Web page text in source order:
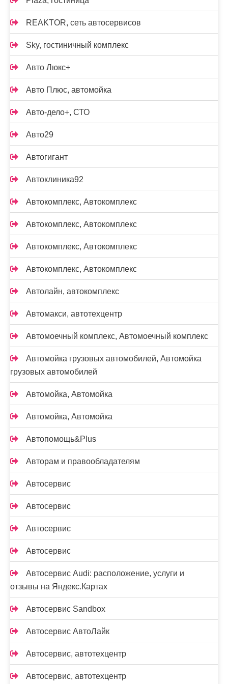
REAKTOR, сеть автосервисов
Sky, гостиничный комплекс
Авто Люкс+
Авто Плюс, автомойка
Авто-дело+, СТО
Авто29
Автогигант
Автоклиника92
Автокомплекс, Автокомплекс
Автокомплекс, Автокомплекс
Автокомплекс, Автокомплекс
Автокомплекс, Автокомплекс
Автолайн, автокомплекс
Автомакси, автотехцентр
Автомоечный комплекс, Автомоечный комплекс
Автомойка грузовых автомобилей, Автомойка
грузовых автомобилей
Автомойка, Автомойка
Автомойка, Автомойка
Автопомощь&Plus
Авторам и правообладателям
Автосервис
Автосервис
Автосервис
Автосервис
Автосервис Audi: расположение, услуги и
отзывы на Яндекс.Картах
Автосервис Sandbox
Автосервис АвтоЛайк
Автосервис, автотехцентр
Автосервис, автотехцентр